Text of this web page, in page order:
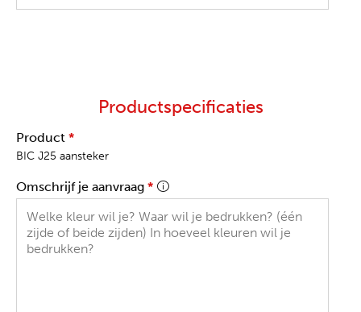
Productspecificaties
Product *
BIC J25 aansteker
Omschrijf je aanvraag *